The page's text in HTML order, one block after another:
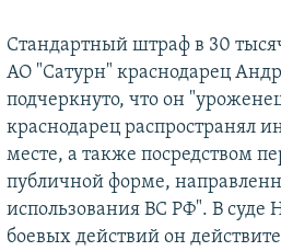
Стандартный штраф в 30
АО "Сатурн" краснодарец
подчеркнуто, что он
краснодарец распространял
месте, а также посредством
публичной форме,
использования ВС РФ". В суде
боевых действий он